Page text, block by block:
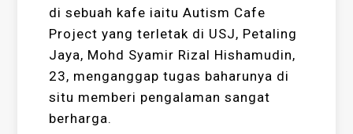
di sebuah kafe iaitu Autism Cafe
Project yang terletak di USJ, Petaling
Jaya, Mohd Syamir Rizal Hishamudin,
23, menganggap tugas baharunya di
situ memberi pengalaman sangat
berharga.